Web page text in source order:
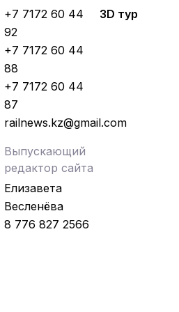
+7 7172 60 44
92
+7 7172 60 44
88
+7 7172 60 44
87
railnews.kz@gmail.com
Выпускающий
редактор сайта
Елизавета
Весленёва
8 776 827 2566
3D тур